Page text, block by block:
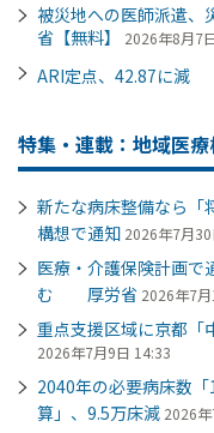
被災地への医師派遣
省【無料】
2026年8月7
ARI定点、42.87に減
特集・連載：地域医
新たな病床整備なら
構想で通知 2026年7月
医療・介護保険計画で
む 厚労省 2026年7
重点支援区域に京都
2026年7月9日 14:33
2040年の必要病床数
算」、9.5万床減 2026